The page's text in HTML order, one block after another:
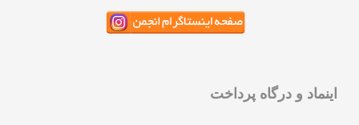
و درگاه پرداخت